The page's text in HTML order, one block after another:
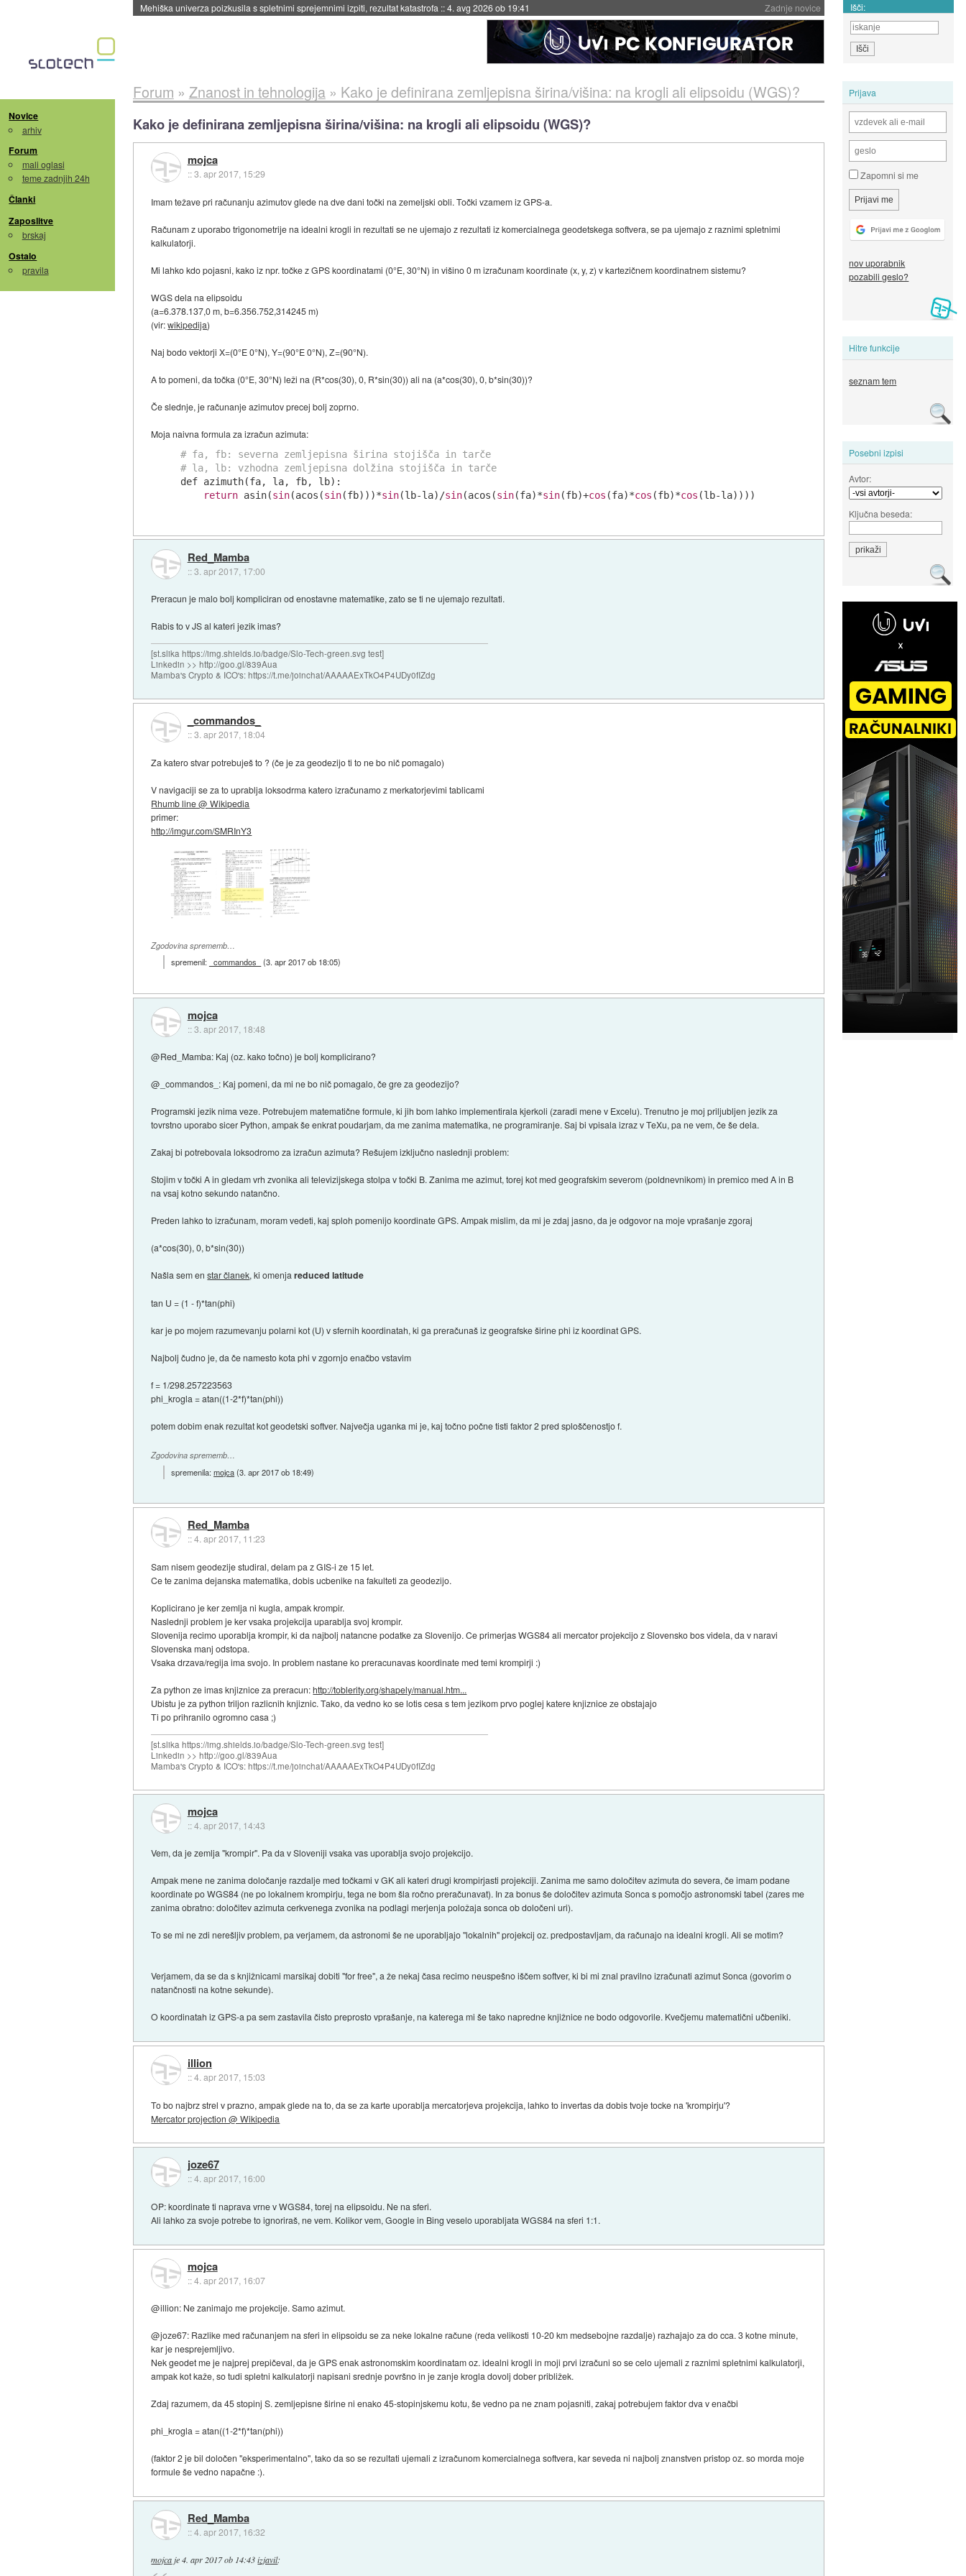
Zadnje novice
Evropska vesoljska agencija razvija svojo raketo za večkratno uporabo::4. avg 2026 ob 19:41 Išči:
Novice
arhiv
Forum
mali oglasi
teme zadnjih 24h
Članki
Zaposlitve
brskaj
Ostalo
pravila
Prijava
Zapomni si me
nov uporabnik
pozabili geslo?
Hitre funkcije
seznam tem
Posebni izpisi
Avtor:
Ključna beseda:
Forum » Znanost in tehnologija» Kako je definirana zemljepisna širina/višina: na krogli ali elipsoidu (WGS)?
Kako je definirana zemljepisna širina/višina: na krogli ali elipsoidu (WGS)?
mojca
::3. apr 2017, 15:29
Imam težave pri računanju azimutov glede na dve dani točki na zemeljski obli. Točki vzamem iz GPS-a.
Računam z uporabo trigonometrije na idealni krogli in rezultati se ne ujemajo z rezultati iz komercialnega geodetskega softvera, se pa ujemajo z raznimi spletnimi
kalkulatorji.
Mi lahko kdo pojasni, kako iz npr. točke z GPS koordinatami (0°E, 30°N) in višino 0 m izračunam koordinate (x, y, z) v kartezičnem koordinatnem sistemu?
WGS dela na elipsoidu
(a=6.378.137,0 m, b=6.356.752,314245 m)
(vir:wikipedija)
Naj bodo vektorji X=(0°E 0°N), Y=(90°E 0°N), Z=(90°N).
A to pomeni, da točka (0°E, 30°N) leži na (R*cos(30), 0, R*sin(30)) ali na (a*cos(30), 0, b*sin(30))?
Če slednje, je računanje azimutov precej bolj zoprno.
Moja naivna formula za izračun azimuta:
# fa, fb: severna zemljepisna širina stojišča in tarče
# la, lb: vzhodna zemljepisna dolžina stojišča in tarče
def azimuth(fa, la, fb, lb):
return asin(sin(acos(sin(fb)))*sin(lb-la)/sin(acos(sin(fa)*sin(fb)+cos (fa)*cos (fb)*cos
Red_Mamba
::3. apr 2017, 17:00
Preracun je malo bolj kompliciran od enostavne matematike, zato se ti ne ujemajo rezultati.
Rabis to v JS al kateri jezik imas?
[st.slika https://img.shields.io/badge/Slo-Tech-green.svg test]
Linkedin >> http://goo.gl/839Aua
Mamba's Crypto & ICO's: https://t.me/joinchat/AAAAAExTkO4P4UDy0fIZdg
_commandos_
::3. apr 2017, 18:04
Za katero stvar potrebuješ to ? (če je za geodezijo ti to ne bo nič pomagalo)
V navigaciji se za to uprablja loksodrma katero izračunamo z merkatorjevimi tablicami
Rhumb line @ Wikipedia
primer:
http://imgur.com/SMRInY3
Zgodovina sprememb…
spremenil: _commandos_ (3. apr 2017 ob 18:05)
mojca
::3. apr 2017, 18:48
@Red_Mamba: Kaj (oz. kako točno) je bolj komplicirano?
@_commandos_: Kaj pomeni, da mi ne bo nič pomagalo, če gre za geodezijo?
Programski jezik nima veze. Potrebujem matematične formule, ki jih bom lahko implementirala kjerkoli (zaradi mene v Excelu). Trenutno je moj priljubljen jezik za
tovrstno uporabo sicer Python, ampak še enkrat poudarjam, da me zanima matematika, ne programiranje. Saj bi vpisala izraz v TeXu, pa ne vem, če še dela.
Zakaj bi potrebovala loksodromo za izračun azimuta? Rešujem izključno naslednji problem:
Stojim v točki A in gledam vrh zvonika ali televizijskega stolpa v točki B. Zanima me azimut, torej kot med geografskim severom (poldnevnikom) in premico med A in B
na vsaj kotno sekundo natančno.
Preden lahko to izračunam, moram vedeti, kaj sploh pomenijo koordinate GPS. Ampak mislim, da mi je zdaj jasno, da je odgovor na moje vprašanje zgoraj
(a*cos(30), 0, b*sin(30))
Našla sem enstar članek, ki omenjareduced latitude
tan U = (1 - f)*tan(phi)
kar je po mojem razumevanju polarni kot (U) v sfernih koordinatah, ki ga preračunaš iz geografske širine phi iz koordinat GPS.
Najbolj čudno je, da če namesto kota phi v zgornjo enačbo vstavim
f = 1/298.257223563
phi_krogla = atan((1-2*f)*tan(phi))
potem dobim enak rezultat kot geodetski softver. Največja uganka mi je, kaj točno počne tisti faktor 2 pred sploščenostjo f.
Zgodovina sprememb…
spremenila:mojca(3. apr 2017 ob 18:49)
Red_Mamba
::4. apr 2017, 11:23
Sam nisem geodezije studiral, delam pa z GIS-i ze 15 let.
Ce te zanima dejanska matematika, dobis ucbenike na fakulteti za geodezijo.
Koplicirano je ker zemlja ni kugla, ampak krompir.
Naslednji problem je ker vsaka projekcija uparablja svoj krompir.
Slovenija recimo uporablja krompir, ki da najbolj natancne podatke za Slovenijo. Ce primerjas WGS84 ali mercator projekcijo z Slovensko bos videla, da v naravi
Slovenska manj odstopa.
Vsaka drzava/regija ima svojo. In problem nastane ko preracunavas koordinate med temi krompirji :)
Za python ze imas knjiznice za preracun:http://toblerity.org/shapely/manual.htm...
Ubistu je za python triljon razlicnih knjiznic. Tako, da vedno ko se lotis cesa s tem jezikom prvo poglej katere knjiznice ze obstajajo
Ti po prihranilo ogromno casa ;)
[st.slika https://img.shields.io/badge/Slo-Tech-green.svg test]
Linkedin >> http://goo.gl/839Aua
Mamba's Crypto & ICO's: https://t.me/joinchat/AAAAAExTkO4P4UDy0fIZdg
mojca
::4. apr 2017, 14:43
Vem, da je zemlja "krompir". Pa da v Sloveniji vsaka vas uporablja svojo projekcijo.
Ampak mene ne zanima določanje razdalje med točkami v GK ali kateri drugi krompirjasti projekciji. Zanima me samo določitev azimuta do severa, če imam podane
koordinate po WGS84 (ne po lokalnem krompirju, tega ne bom šla ročno preračunavat). In za bonus še določitev azimuta Sonca s pomočjo astronomski tabel (zares me
zanima obratno: določitev azimuta cerkvenega zvonika na podlagi merjenja položaja sonca ob določeni uri).
To se mi ne zdi nerešljiv problem, pa verjamem, da astronomi še ne uporabljajo "lokalnih" projekcij oz. predpostavljam, da računajo na idealni krogli. Ali se motim?
Verjamem, da se da s knjižnicami marsikaj dobiti "for free", a že nekaj časa recimo neuspešno iščem softver, ki bi mi znal pravilno izračunati azimut Sonca (govorim o
natančnosti na kotne sekunde).
O koordinatah iz GPS-a pa sem zastavila čisto preprosto vprašanje, na katerega mi še tako napredne knjižnice ne bodo odgovorile. Kvečjemu matematični učbeniki.
illion
::4. apr 2017, 15:03
To bo najbrz strel v prazno, ampak glede na to, da se za karte uporablja mercatorjeva projekcija, lahko to invertas da dobis tvoje tocke na 'krompirju'?
Mercator projection @ Wikipedia
joze67
::4. apr 2017, 16:00
OP: koordinate ti naprava vrne v WGS84, torej na elipsoidu. Ne na sferi.
Ali lahko za svoje potrebe to ignoriraš, ne vem. Kolikor vem, Google in Bing veselo uporabljata WGS84 na sferi 1:1.
mojca
::4. apr 2017, 16:07
@illion: Ne zanimajo me projekcije. Samo azimut.
@joze67: Razlike med računanjem na sferi in elipsoidu se za neke lokalne račune (reda velikosti 10-20 km medsebojne razdalje) razhajajo za do cca. 3 kotne minute,
kar je nesprejemljivo.
Nek geodet me je najprej prepičeval, da je GPS enak astronomskim koordinatam oz. idealni krogli in moji prvi izračuni so se celo ujemali z raznimi spletnimi kalkulatorji,
ampak kot kaže, so tudi spletni kalkulatorji napisani srednje površno in je zanje krogla dovolj dober približek.
Zdaj razumem, da 45 stopinj S. zemljepisne širine ni enako 45-stopinjskemu kotu, še vedno pa ne znam pojasniti, zakaj potrebujem faktor dva v enačbi
phi_krogla = atan((1-2*f)*tan(phi))
(faktor 2 je bil določen "eksperimentalno", tako da so se rezultati ujemali z izračunom komercialnega softvera, kar seveda ni najbolj znanstven pristop oz. so morda moje
formule še vedno napačne :).
Red_Mamba
::4. apr 2017, 16:32
mojca je4. apr 2017 ob 14:43 izjavil: